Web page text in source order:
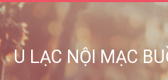
U LẠC NỘI MẠC